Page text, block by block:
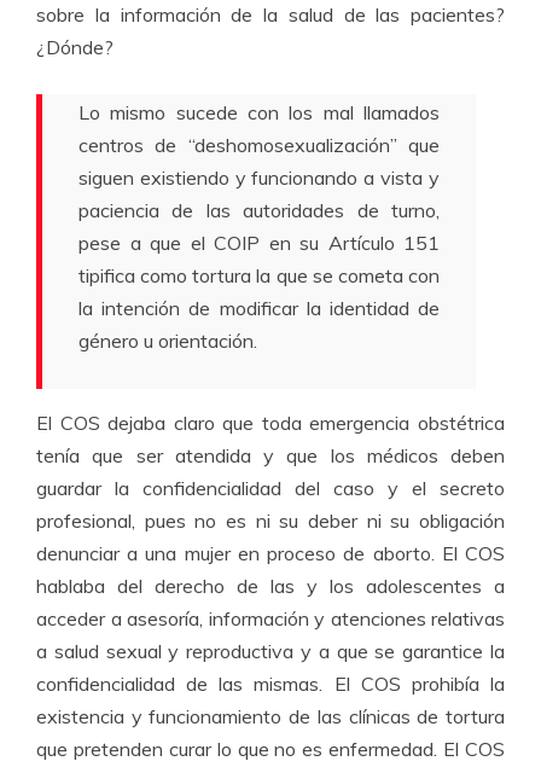
sobre la información de la salud de las pacientes?
¿Dónde?
Lo mismo sucede con los mal llamados
centros de “deshomosexualización” que
siguen existiendo y funcionando a vista y
paciencia de las autoridades de turno,
pese a que el COIP en su Artículo 151
tipifica como tortura la que se cometa con
la intención de modificar la identidad de
género u orientación.
El COS dejaba claro que toda emergencia obstétrica
tenía que ser atendida y que los médicos deben
guardar la confidencialidad del caso y el secreto
profesional, pues no es ni su deber ni su obligación
denunciar a una mujer en proceso de aborto. El COS
hablaba del derecho de las y los adolescentes a
acceder a asesoría, información y atenciones relativas
a salud sexual y reproductiva y a que se garantice la
confidencialidad de las mismas. El COS prohibía la
existencia y funcionamiento de las clínicas de tortura
que pretenden curar lo que no es enfermedad. El COS